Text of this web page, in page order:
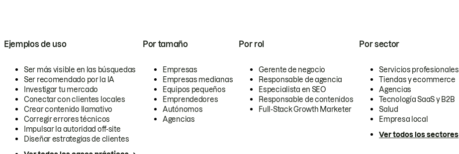
Ejemplos de uso
Ser más visible en las búsquedas
Ser recomendado por la IA
Investigar tu mercado
Conectar con clientes locales
Crear contenido llamativo
Corregir errores técnicos
Impulsar la autoridad off-site
Diseñar estrategias de clientes
Por tamaño
Empresas
Empresas medianas
Equipos pequeños
Emprendedores
Autónomos
Agencias
Por rol
Gerente de negocio
Responsable de agencia
Especialista en SEO
Responsable de contenidos
Full-Stack Growth Marketer
Por sector
Servicios profesionales
Tiendas y ecommerce
Agencias
Tecnología SaaS y B2B
Salud
Empresa local
Ver todos los sectores